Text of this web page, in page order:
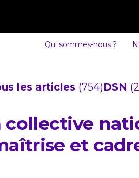
Qui sommes-nous ?
les articles (754)DSN
et